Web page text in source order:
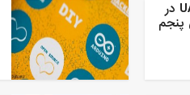
آموزش ارتباط سریال UART در